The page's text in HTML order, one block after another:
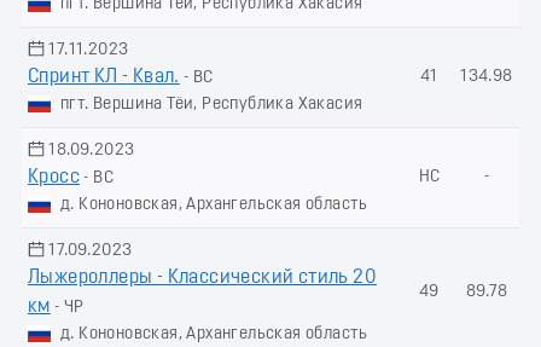
пгт. Вершина Тёи, Республика Хакасия
17.11.2023
Спринт КЛ - Квал. - ВС
пгт. Вершина Тёи, Республика Хакасия
41 134.98
18.09.2023
Кросс - ВС
д. Кононовская, Архангельская область
НС -
17.09.2023
Лыжероллеры - Классический стиль 20
км - ЧР
д. Кононовская, Архангельская область
49 89.78